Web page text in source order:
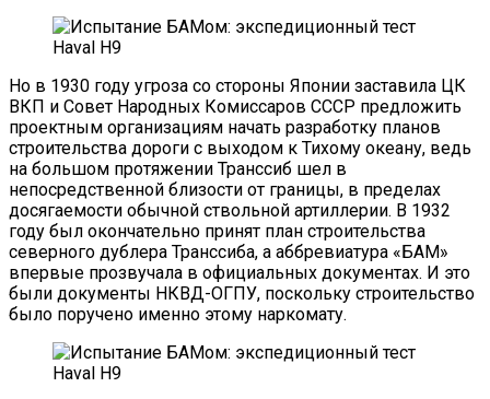
Но в 1930 году угроза со стороны Японии заставила ЦК
ВКП и Совет Народных Комиссаров СССР предложить
проектным организациям начать разработку планов
строительства дороги с выходом к Тихому океану, ведь
на большом протяжении Транссиб шел в
непосредственной близости от границы, в пределах
досягаемости обычной ствольной артиллерии. В 1932
году был окончательно принят план строительства
северного дублера Транссиба, а аббревиатура «БАМ»
впервые прозвучала в официальных документах. И это
были документы НКВД-ОГПУ, поскольку строительство
было поручено именно этому наркомату.